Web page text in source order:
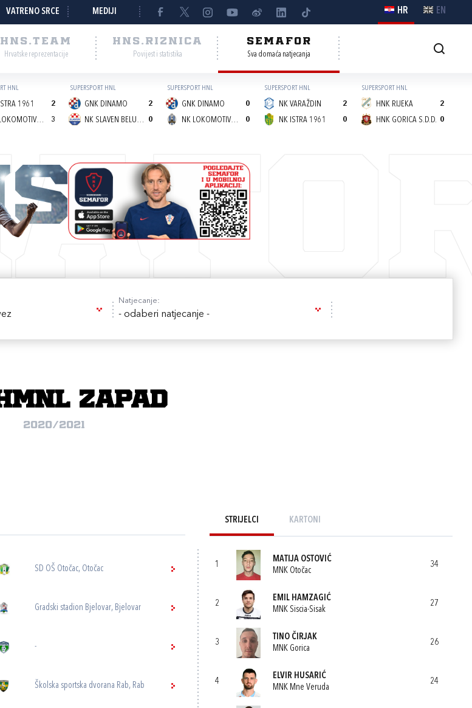
VATRENO SRCE MEDIJI HR EN
HNS.TEAM
Hrvatske reprezentacije
HNS.RIZNICA
Povijest i statistika
SEMAFOR
Sva domaća natjecanja
HNL
1961
2
3
NK LOKOMOTIVA (Z)
SUPERSPORT HNL
GNK DINAMO
2
0
NK SLAVEN BELUPO
SUPERSPORT HNL
GNK DINAMO
0
0
NK LOKOMOTIVA (Z)
SUPERSPORT HNL
NK VARAŽDIN
2
0
NK ISTRA 1961
SUPERSPORT HNL
HNK RIJEKA
2
0
HNK GORICA S.D.D.
Natjecanje:
- odaberi natjecanje -
Zapad
2020/2021
SD OŠ Otočac, Otočac
Gradski stadion Bjelovar, Bjelovar
-
Školska sportska dvorana Rab, Rab
STRIJELCI KARTONI
1
MATIJA OSTOVIĆ
MNK Otočac
34
2
EMIL HAMZAGIĆ
MNK Siscia-Sisak
27
3
TINO ČIRJAK
MNK Gorica
26
4
ELVIR HUSARIĆ
MNK Mne Veruda
24